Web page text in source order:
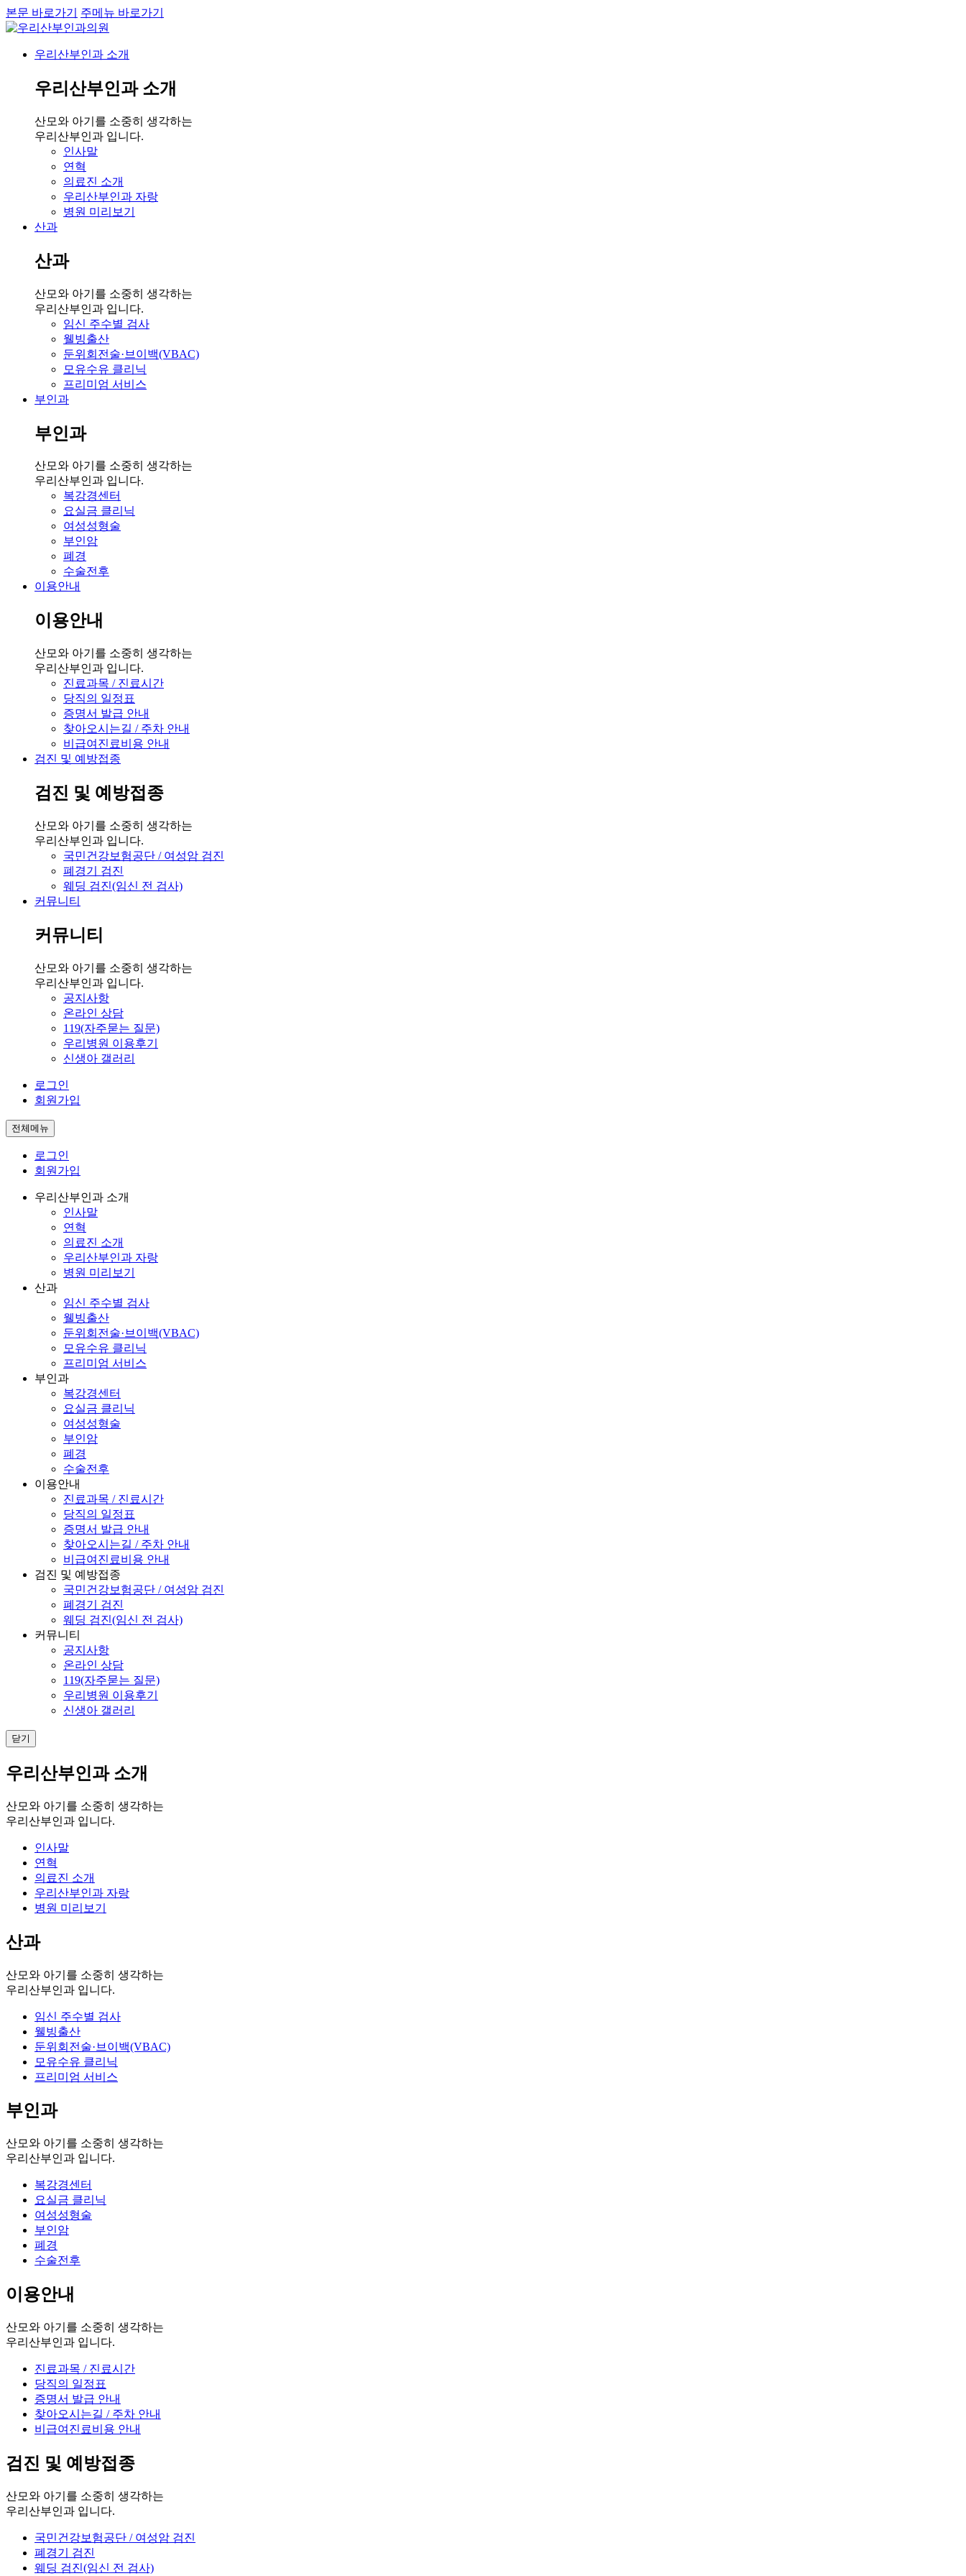
본문 바로가기 주메뉴 바로가기
우리산부인과 소개
우리산부인과 소개
산모와 아기를 소중히 생각하는
우리산부인과 입니다.
인사말
연혁
의료진 소개
우리산부인과 자랑
병원 미리보기
산과
산과
산모와 아기를 소중히 생각하는
우리산부인과 입니다.
임신 주수별 검사
웰빙출산
둔위회전술·브이백(VBAC)
모유수유 클리닉
프리미엄 서비스
부인과
부인과
산모와 아기를 소중히 생각하는
우리산부인과 입니다.
복강경센터
요실금 클리닉
여성성형술
부인암
폐경
수술전후
이용안내
이용안내
산모와 아기를 소중히 생각하는
우리산부인과 입니다.
진료과목 / 진료시간
당직의 일정표
증명서 발급 안내
찾아오시는길 / 주차 안내
비급여진료비용 안내
검진 및 예방접종
검진 및 예방접종
산모와 아기를 소중히 생각하는
우리산부인과 입니다.
국민건강보험공단 / 여성암 검진
폐경기 검진
웨딩 검진(임신 전 검사)
커뮤니티
커뮤니티
산모와 아기를 소중히 생각하는
우리산부인과 입니다.
공지사항
온라인 상담
119(자주묻는 질문)
우리병원 이용후기
신생아 갤러리
로그인
회원가입
전체메뉴
로그인
회원가입
우리산부인과 소개
인사말
연혁
의료진 소개
우리산부인과 자랑
병원 미리보기
산과
임신 주수별 검사
웰빙출산
둔위회전술·브이백(VBAC)
모유수유 클리닉
프리미엄 서비스
부인과
복강경센터
요실금 클리닉
여성성형술
부인암
폐경
수술전후
이용안내
진료과목 / 진료시간
당직의 일정표
증명서 발급 안내
찾아오시는길 / 주차 안내
비급여진료비용 안내
검진 및 예방접종
국민건강보험공단 / 여성암 검진
폐경기 검진
웨딩 검진(임신 전 검사)
커뮤니티
공지사항
온라인 상담
119(자주묻는 질문)
우리병원 이용후기
신생아 갤러리
닫기
우리산부인과 소개
산모와 아기를 소중히 생각하는
우리산부인과 입니다.
인사말
연혁
의료진 소개
우리산부인과 자랑
병원 미리보기
산과
산모와 아기를 소중히 생각하는
우리산부인과 입니다.
임신 주수별 검사
웰빙출산
둔위회전술·브이백(VBAC)
모유수유 클리닉
프리미엄 서비스
부인과
산모와 아기를 소중히 생각하는
우리산부인과 입니다.
복강경센터
요실금 클리닉
여성성형술
부인암
폐경
수술전후
이용안내
산모와 아기를 소중히 생각하는
우리산부인과 입니다.
진료과목 / 진료시간
당직의 일정표
증명서 발급 안내
찾아오시는길 / 주차 안내
비급여진료비용 안내
검진 및 예방접종
산모와 아기를 소중히 생각하는
우리산부인과 입니다.
국민건강보험공단 / 여성암 검진
폐경기 검진
웨딩 검진(임신 전 검사)